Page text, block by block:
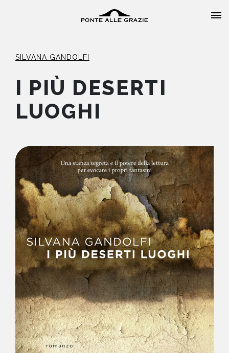
HOME
CATALOGO
AUTORI
EVENTI
NEWS
CONTATTI
SILVANA GANDOLFI
I PIÙ DESERTI
LUOGHI